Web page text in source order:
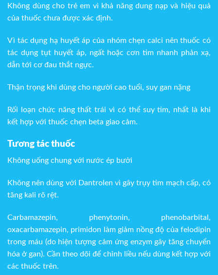
Không dùng cho trẻ em vì khả năng dung nạp và hiệu quả
của thuốc chưa được xác định.
Vì tác dụng hạ huyết áp của nhóm chẹn calci nên thuốc có
tác dụng tụt huyết áp, ngất hoặc cơn tim nhanh phản xạ,
dẫn tới cơ đau thắt ngực.
Thận trọng khi dùng cho người cao tuổi, suy gan nặng
Rối loạn chức năng thất trái vì có thể suy tim, nhất là khi
kết hợp với thuốc chẹn beta giao cảm.
Tương tác thuốc
Không uống chung với nước ép bưởi
Không nên dùng với Dantrolen vì gây trụy tim mạch cấp, có
tăng kali rõ rệt.
Carbamazepin, phenytonin, phenobarbital,
oxacarbamazepin, primidon làm giảm nồng độ của felodipin
trong máu (do hiện tượng cảm ứng enzym gây tăng chuyển
hóa ở gan). Cần theo dõi để chỉnh liều nếu dùng kết hợp với
các thuốc trên.